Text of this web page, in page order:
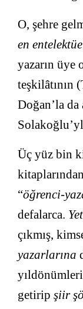
O, şehre
en
yazarın üye
teşkilâtının
Doğan’la da
Üç yüz bin
“öğrenci-
defalarca.
çıkmış,
yazarlarına
getirip şiir